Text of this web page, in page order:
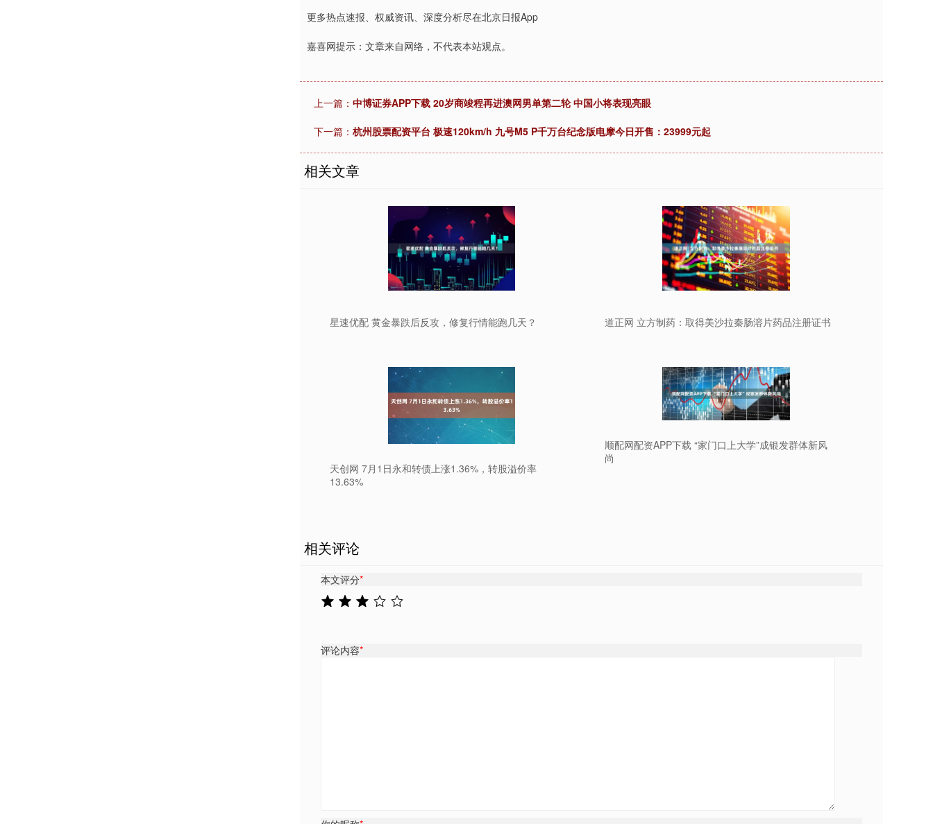
更多热点速报、权威资讯、深度分析尽在北京日报App
嘉喜网提示：文章来自网络，不代表本站观点。
上一篇： 中博证券APP下载 20岁商竣程再进澳网男单第二轮 中国小将表现亮眼
下一篇： 杭州股票配资平台 极速120km/h 九号M5 P千万台纪念版电摩今日开售：23999元起
相关文章
星速优配 黄金暴跌后反攻，修复行情能跑几天？ 道正网 立方制药：取得美沙拉秦肠溶片药品注册证书
天创网 7月1日永和转债上涨1.36%，转股溢价率
13.63%
顺配网配资APP下载 “家门口上大学”成银发群体新风
尚
相关评论
本文评分*
评论内容*